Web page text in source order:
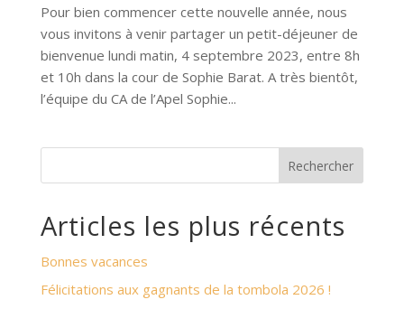
Pour bien commencer cette nouvelle année, nous
vous invitons à venir partager un petit-déjeuner de
bienvenue lundi matin, 4 septembre 2023, entre 8h
et 10h dans la cour de Sophie Barat. A très bientôt,
l’équipe du CA de l’Apel Sophie...
Rechercher
Articles les plus récents
Bonnes vacances
Félicitations aux gagnants de la tombola 2026 !